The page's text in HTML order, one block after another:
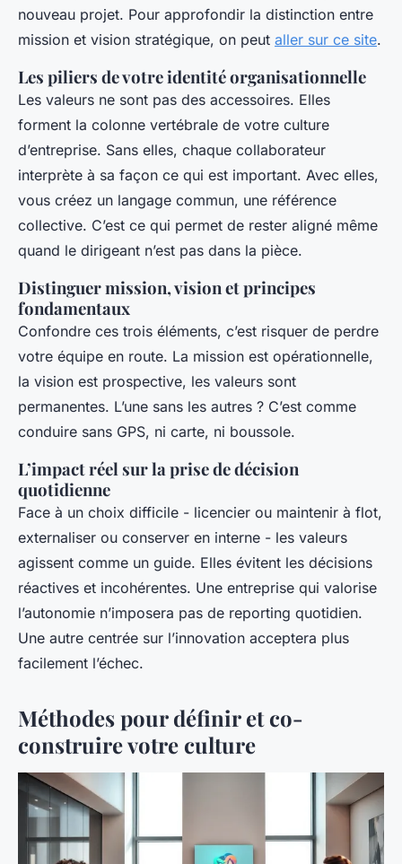
nouveau projet. Pour approfondir la distinction entre
mission et vision stratégique, on peut aller sur ce site.
Les piliers de votre identité organisationnelle
Les valeurs ne sont pas des accessoires. Elles
forment la colonne vertébrale de votre culture
d’entreprise. Sans elles, chaque collaborateur
interprète à sa façon ce qui est important. Avec elles,
vous créez un langage commun, une référence
collective. C’est ce qui permet de rester aligné même
quand le dirigeant n’est pas dans la pièce.
Distinguer mission, vision et principes
fondamentaux
Confondre ces trois éléments, c’est risquer de perdre
votre équipe en route. La mission est opérationnelle,
la vision est prospective, les valeurs sont
permanentes. L’une sans les autres ? C’est comme
conduire sans GPS, ni carte, ni boussole.
L’impact réel sur la prise de décision
quotidienne
Face à un choix difficile - licencier ou maintenir à flot,
externaliser ou conserver en interne - les valeurs
agissent comme un guide. Elles évitent les décisions
réactives et incohérentes. Une entreprise qui valorise
l’autonomie n’imposera pas de reporting quotidien.
Une autre centrée sur l’innovation acceptera plus
facilement l’échec.
Méthodes pour définir et co-
construire votre culture